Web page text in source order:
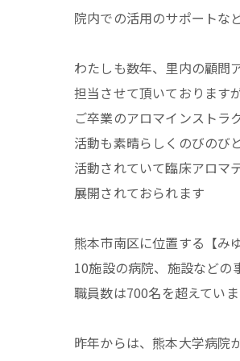
院内での活用のサポートな
わたしも数年、里内の顧問
担当させて頂いております
ご卒業のアロマインストラ
活動も素晴らしくのびのび
活動されていて臨床アロマ
展開されておられます
熊本市南区に位置する【み
10施設の病院、施設などの
職員数は700名を超えてい
昨年からは、熊本大学病院